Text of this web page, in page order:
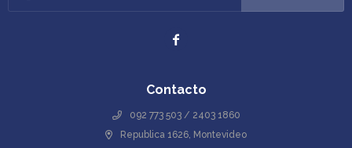
Contacto
092 773 503 / 2403 1860
Republica 1626, Montevideo
